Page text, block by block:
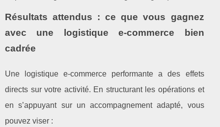
Résultats attendus : ce que vous gagnez
avec une logistique e‑commerce bien
cadrée
Une logistique e‑commerce performante a des effets
directs sur votre activité. En structurant les opérations et
en s’appuyant sur un accompagnement adapté, vous
pouvez viser :